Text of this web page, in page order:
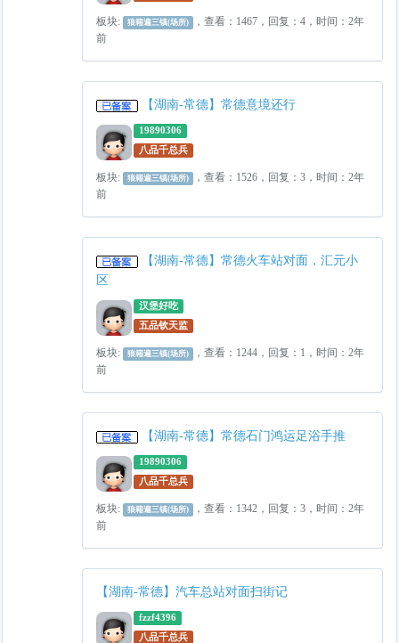
板块: 狼籍遍三镇(场所)
，查看：1467，回复：4，时间：2年
前
【湖南-常德】常德意境还行
19890306
八品千总兵
板块: 狼籍遍三镇(场所)
，查看：1526，回复：3，时间：2年
前
【湖南-常德】常德火车站对面，汇元小
区
汉堡好吃
五品钦天监
板块: 狼籍遍三镇(场所)
，查看：1244，回复：1，时间：2年
前
【湖南-常德】常德石门鸿运足浴手推
19890306
八品千总兵
板块: 狼籍遍三镇(场所)
，查看：1342，回复：3，时间：2年
前
【湖南-常德】汽车总站对面扫街记
fzzf4396
八品千总兵